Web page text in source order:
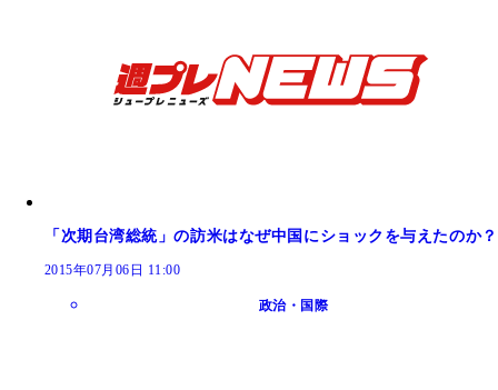
「次期台湾総統」の訪米はなぜ中国にショックを与えたのか？
2015年07月06日 11:00
政治・国際